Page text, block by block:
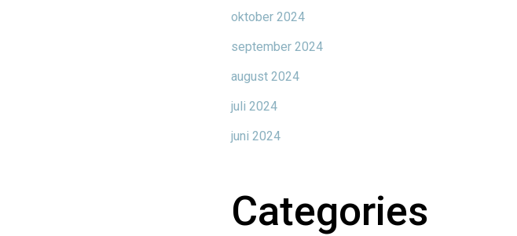
oktober 2024
september 2024
august 2024
juli 2024
juni 2024
Categories